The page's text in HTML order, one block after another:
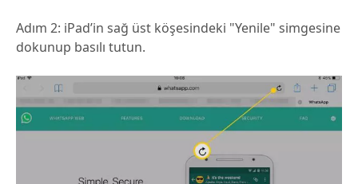
Adım 2: iPad’in sağ üst köşesindeki "Yenile" simgesine
dokunup basılı tutun.